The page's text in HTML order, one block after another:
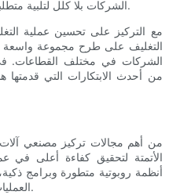
الشركات بلا كلل لتلبية متطلبات هذه الصناعة المتغيرة باستمرار.
مع التركيز على تحسين عملية
التغليف على طرح مجموعة واسعة
الشركات في مختلف القطاعات.
من أحدث الابتكارات التي
من أهم مجالات تركيز مصنعي آلات
الأتمتة لتحقيق كفاءة أعلى في
أنظمة روبوتية متطورة وبرامج
العمليات وتقليل العمل اليدوي بشكل كبير.